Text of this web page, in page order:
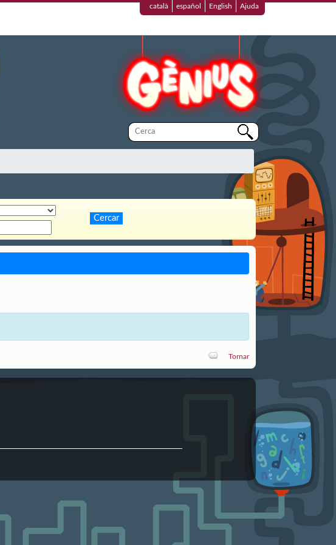
català español English Ajuda
Tornar